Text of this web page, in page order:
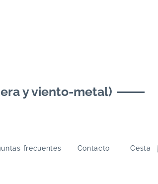
y viento-metal)
frecuentes Contacto Cesta